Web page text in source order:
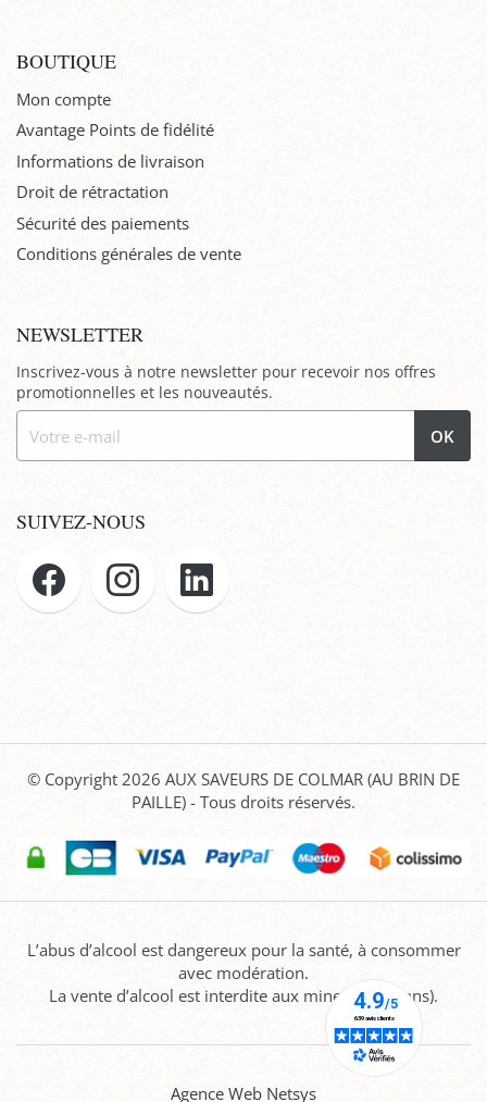
BOUTIQUE
Mon compte
Avantage Points de fidélité
Informations de livraison
Droit de rétractation
Sécurité des paiements
Conditions générales de vente
NEWSLETTER
Inscrivez-vous à notre newsletter pour recevoir nos offres
promotionnelles et les nouveautés.
OK
SUIVEZ-NOUS
© Copyright 2026 AUX SAVEURS DE COLMAR (AU BRIN DE
PAILLE) - Tous droits réservés.
L’abus d’alcool est dangereux pour la santé, à consommer
avec modération.
La vente d’alcool est interdite aux mineurs (-18 ans).
Agence Web Netsys